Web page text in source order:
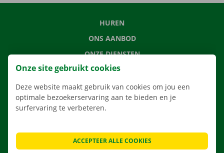
HUREN
ONS AANBOD
ONZE DIENSTEN
LOCATIES
APP
VERHUISOPLOSSINGEN
CONTACTEER ONS
Onze site gebruikt cookies
Deze website maakt gebruik van cookies om jou een
optimale bezoekerservaring aan te bieden en je
surfervaring te verbeteren.
ACCEPTEER ALLE COOKIES